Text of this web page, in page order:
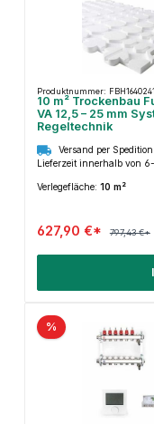
Produktnummer: FBH1640241
10 m² Trockenbau
VA 12,5 – 25 mm
Regeltechnik
Versand per Spedition
Lieferzeit innerhalb von
Verlegefläche: 10 m²
627,90 €* 797,43 €*
%